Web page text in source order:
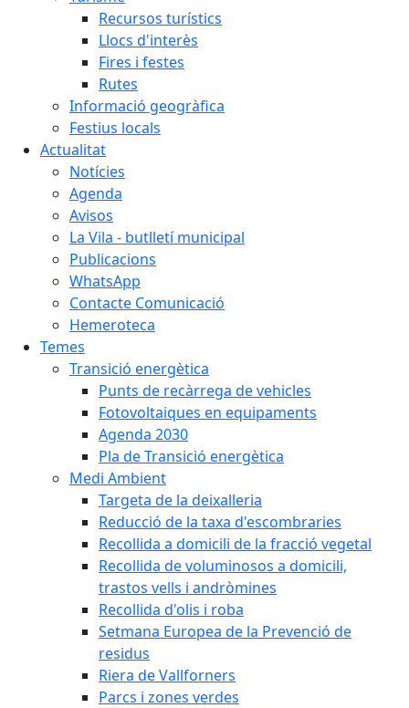
Recursos turístics
Llocs d'interès
Fires i festes
Rutes
Informació geogràfica
Festius locals
Actualitat
Notícies
Agenda
Avisos
La Vila - butlletí municipal
Publicacions
WhatsApp
Contacte Comunicació
Hemeroteca
Temes
Transició energètica
Punts de recàrrega de vehicles
Fotovoltaiques en equipaments
Agenda 2030
Pla de Transició energètica
Medi Ambient
Targeta de la deixalleria
Reducció de la taxa d'escombraries
Recollida a domicili de la fracció vegetal
Recollida de voluminosos a domicili,
trastos vells i andròmines
Recollida d'olis i roba
Setmana Europea de la Prevenció de
residus
Riera de Vallforners
Parcs i zones verdes